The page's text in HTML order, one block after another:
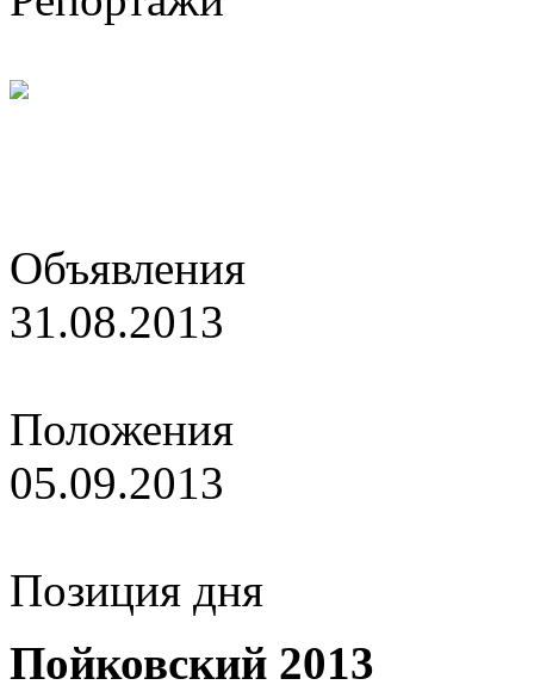
Объявления
31.08.2013
Положения
05.09.2013
Позиция дня
Пойковский 2013